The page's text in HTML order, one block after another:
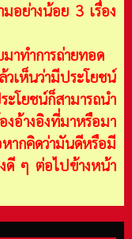
อย่างน้อย 3 เรื่อง
าทำการถ่ายทอด
เห็นว่ามีประโยชน์
โยชน์ก็สามารถนำ
อ้างอิงที่มาหรือมา
คิดว่ามันดีหรือมี
ดี ๆ ต่อไปข้างหน้า